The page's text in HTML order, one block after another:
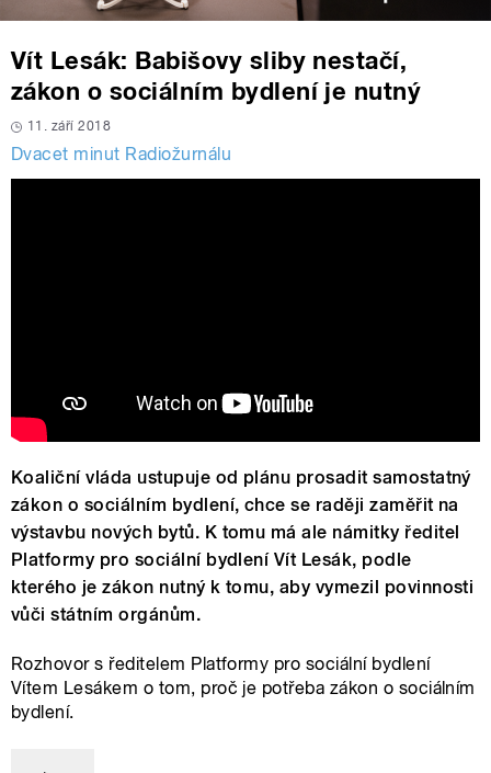
Vít Lesák: Babišovy sliby nestačí,
zákon o sociálním bydlení je nutný
11. září 2018
Dvacet minut Radiožurnálu
Koaliční vláda ustupuje od plánu prosadit samostatný
zákon o sociálním bydlení, chce se raději zaměřit na
výstavbu nových bytů. K tomu má ale námitky ředitel
Platformy pro sociální bydlení Vít Lesák, podle
kterého je zákon nutný k tomu, aby vymezil povinnosti
vůči státním orgánům.
Rozhovor s ředitelem Platformy pro sociální bydlení
Vítem Lesákem o tom, proč je potřeba zákon o sociálním
bydlení.